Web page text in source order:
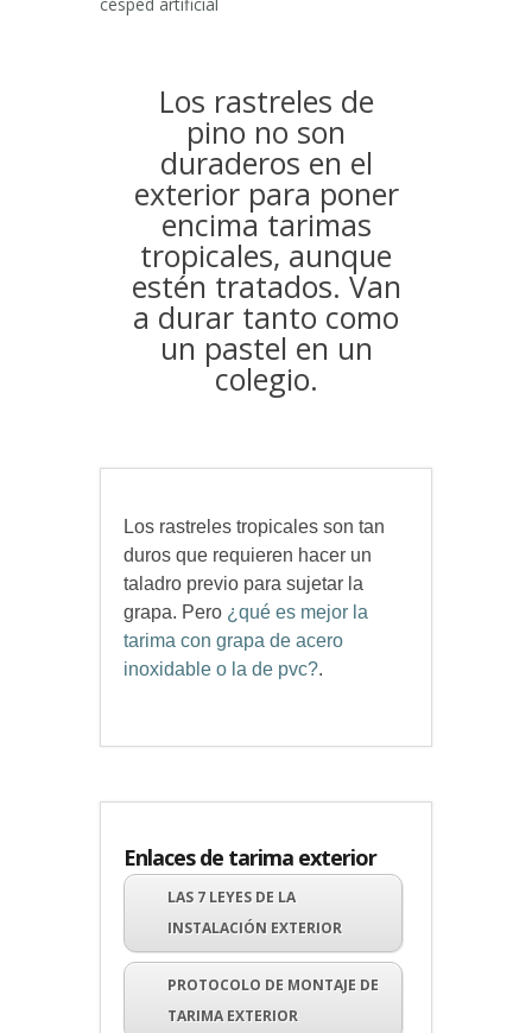
Los rastreles de
pino no son
duraderos en el
exterior para poner
encima tarimas
tropicales, aunque
estén tratados. Van
a durar tanto como
un pastel en un
colegio.
Los rastreles tropicales son tan
duros que requieren hacer un
taladro previo para sujetar la
grapa. Pero ¿qué es mejor la
tarima con grapa de acero
inoxidable o la de pvc?.
Enlaces de tarima exterior
LAS 7 LEYES DE LA
INSTALACIÓN EXTERIOR
PROTOCOLO DE MONTAJE DE
TARIMA EXTERIOR